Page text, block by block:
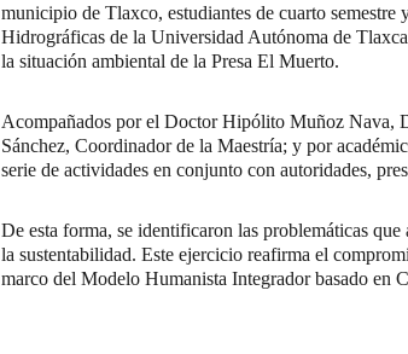
municipio de Tlaxco, estudiantes de cuarto
Hidrográficas de la Universidad Autónoma de
la situación ambiental de la Presa El Muerto.
Acompañados por el Doctor Hipólito Muñoz Nava,
Sánchez, Coordinador de la Maestría; y por
serie de actividades en conjunto con autoridades,
De esta forma, se identificaron las problemáticas
la sustentabilidad. Este ejercicio reafirma el
marco del Modelo Humanista Integrador basado en